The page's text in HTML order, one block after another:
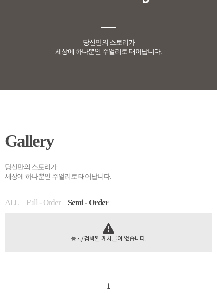
당신만의 스토리가
세상에 하나뿐인 주얼리로 태어납니다.
Gallery
당신만의 스토리가
세상에 하나뿐인 주얼리로 태어납니다.
ALL Full - Order Semi - Order
등록/검색된 게시글이 없습니다.
1